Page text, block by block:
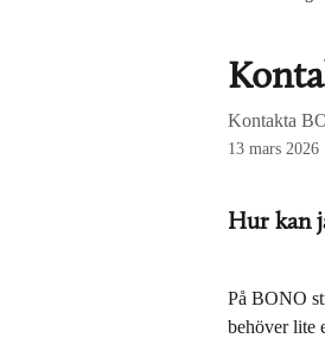
Kontakta
13 mars 2026
Hur kan
På BONO
behöver lite